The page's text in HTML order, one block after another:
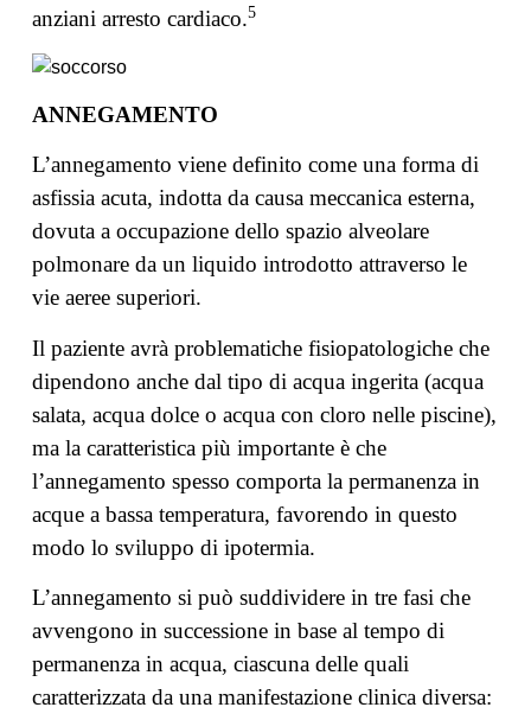
anziani arresto cardiaco.5
ANNEGAMENTO
L’annegamento viene definito come una forma di
asfissia acuta, indotta da causa meccanica esterna,
dovuta a occupazione dello spazio alveolare
polmonare da un liquido introdotto attraverso le
vie aeree superiori.
Il paziente avrà problematiche fisiopatologiche che
dipendono anche dal tipo di acqua ingerita (acqua
salata, acqua dolce o acqua con cloro nelle piscine),
ma la caratteristica più importante è che
l’annegamento spesso comporta la permanenza in
acque a bassa temperatura, favorendo in questo
modo lo sviluppo di ipotermia.
L’annegamento si può suddividere in tre fasi che
avvengono in successione in base al tempo di
permanenza in acqua, ciascuna delle quali
caratterizzata da una manifestazione clinica diversa: